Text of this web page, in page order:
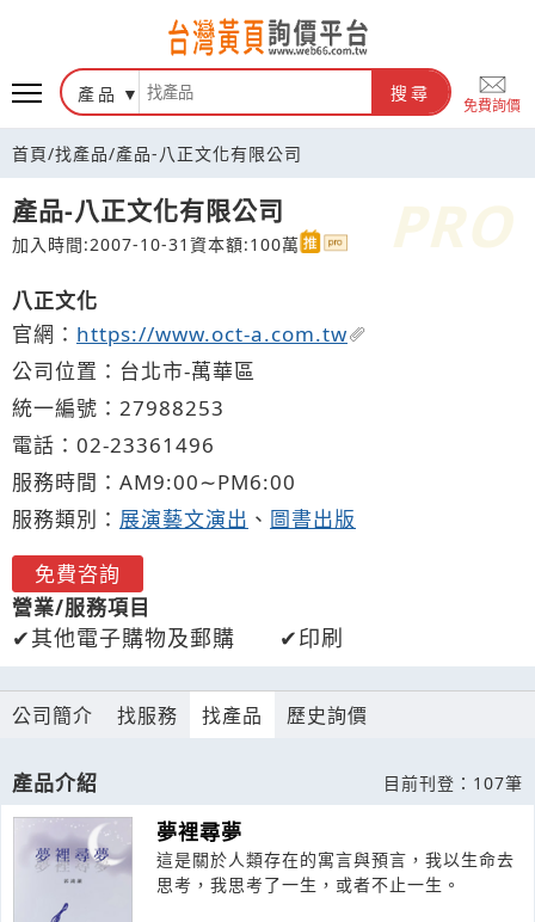
台灣黃頁詢價平台
產品 搜尋
免費詢價
首頁/找產品/產品-八正文化有限公司
產品-八正文化有限公司
加入時間:2007-10-31 資本額:100萬
八正文化
官網： https://www.oct-a.com.tw
公司位置：台北市-萬華區
統一編號：27988253
電話： 02-23361496
服務時間：AM9:00∼PM6:00
服務類別： 展演藝文演出 、 圖書出版
免費咨詢
營業/服務項目
其他電子購物及郵購 印刷
公司簡介 找服務 找產品 歷史詢價
產品介紹 目前刊登：107筆
夢裡尋夢
這是關於人類存在的寓言與預言，我以生命去
思考，我思考了一生，或者不止一生。